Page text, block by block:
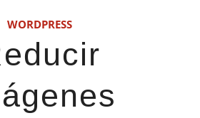
WORDPRESS